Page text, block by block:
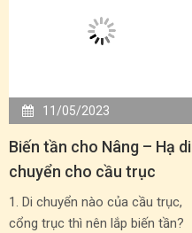
11/05/2023
Biến tần cho Nâng – Hạ di
chuyển cho cầu trục
1. Di chuyển nào của cầu trục,
cổng trục thì nên lắp biến tần?